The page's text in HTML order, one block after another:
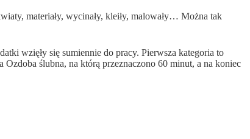
materiały, wycinały, kleiły, malowały… Można tak
wzięły się sumiennie do pracy. Pierwsza kategoria to
ślubna, na którą przeznaczono 60 minut, a na koniec